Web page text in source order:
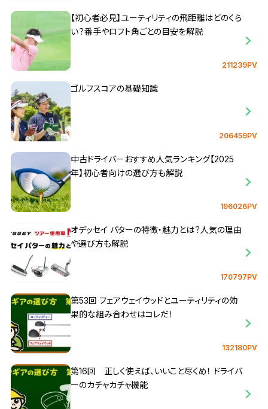
【初心者必見】ユーティリティの飛距離はどのくら
い？番手やロフト角ごとの目安を解説
211239PV
ゴルフスコアの基礎知識
206459PV
中古ドライバーおすすめ人気ランキング【2025
年】初心者向けの選び方も解説
196026PV
オデッセイ パターの特徴・魅力とは？人気の理由
や選び方も解説
170797PV
第53回 フェアウェイウッドとユーティリティの効
果的な組み合わせはコレだ！
132180PV
第16回 正しく使えば、いいこと尽くめ！ ドライバ
ーのカチャカチャ機能